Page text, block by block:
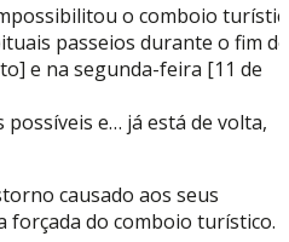
o comboio
passeios durante o fim de
e na segunda-feira [11 de
possíveis e… já está de volta,
causado aos seus
forçada do comboio turístico.